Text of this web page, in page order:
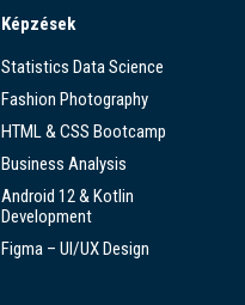
Képzések
Statistics Data Science
Fashion Photography
HTML & CSS Bootcamp
Business Analysis
Android 12 & Kotlin
Development
Figma – UI/UX Design